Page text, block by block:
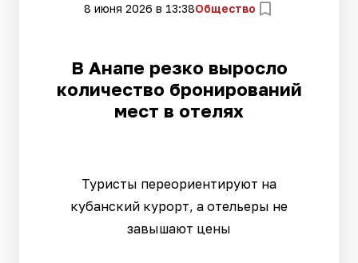
8 июня 2026 в 13:38Общество
В Анапе резко выросло
количество бронирований
мест в отелях
Туристы переориентируют на
кубанский курорт, а отельеры не
завышают цены